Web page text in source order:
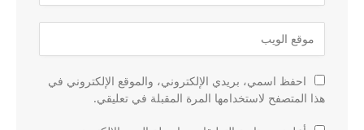
احفظ اسمي، بريدي الإلكتروني، والموقع الإلكتروني في
هذا المتصفح لاستخدامها المرة المقبلة في تعليقي.